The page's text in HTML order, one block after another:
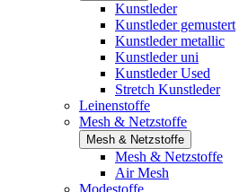
Kunstleder
Kunstleder gemustert
Kunstleder metallic
Kunstleder uni
Kunstleder Used
Stretch Kunstleder
Leinenstoffe
Mesh & Netzstoffe
Mesh & Netzstoffe
Mesh & Netzstoffe
Air Mesh
Modestoffe